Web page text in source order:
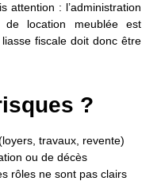
attention : l’administration
de location meublée est
fiscale doit donc être
?
travaux, revente)
ou de décès
rôles ne sont pas clairs